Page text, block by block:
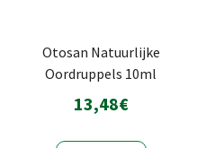
Otosan Natuurlijke
Oordruppels 10ml
13,48€